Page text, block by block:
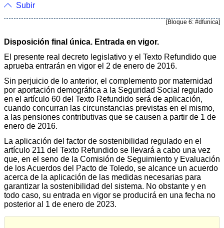
Subir
[Bloque 6: #dfunica]
Disposición final única. Entrada en vigor.
El presente real decreto legislativo y el Texto Refundido que
aprueba entrarán en vigor el 2 de enero de 2016.
Sin perjuicio de lo anterior, el complemento por maternidad
por aportación demográfica a la Seguridad Social regulado
en el artículo 60 del Texto Refundido será de aplicación,
cuando concurran las circunstancias previstas en el mismo,
a las pensiones contributivas que se causen a partir de 1 de
enero de 2016.
La aplicación del factor de sostenibilidad regulado en el
artículo 211 del Texto Refundido se llevará a cabo una vez
que, en el seno de la Comisión de Seguimiento y Evaluación
de los Acuerdos del Pacto de Toledo, se alcance un acuerdo
acerca de la aplicación de las medidas necesarias para
garantizar la sostenibilidad del sistema. No obstante y en
todo caso, su entrada en vigor se producirá en una fecha no
posterior al 1 de enero de 2023.